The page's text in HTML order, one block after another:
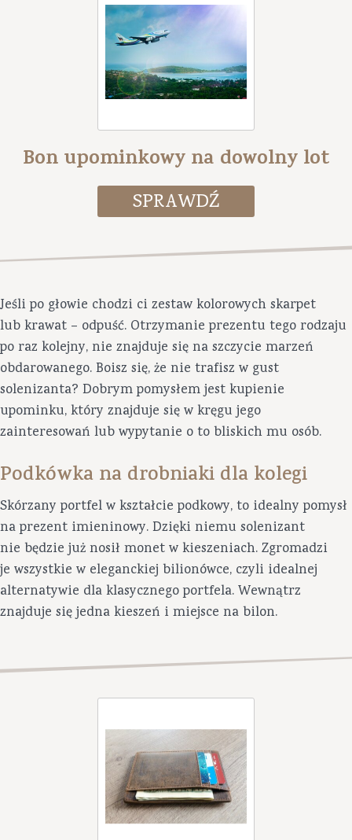
Bon upominkowy na dowolny lot
Jeśli po głowie chodzi ci zestaw kolorowych skarpet
lub krawat – odpuść. Otrzymanie prezentu tego rodzaju
po raz kolejny, nie znajduje się na szczycie marzeń
obdarowanego. Boisz się, że nie trafisz w gust
solenizanta? Dobrym pomysłem jest kupienie
upominku, który znajduje się w kręgu jego
zainteresowań lub wypytanie o to bliskich mu osób.
Podkówka na drobniaki dla kolegi
Skórzany portfel w kształcie podkowy, to idealny pomysł
na prezent imieninowy. Dzięki niemu solenizant
nie będzie już nosił monet w kieszeniach. Zgromadzi
je wszystkie w eleganckiej bilionówce, czyli idealnej
alternatywie dla klasycznego portfela. Wewnątrz
znajduje się jedna kieszeń i miejsce na bilon.